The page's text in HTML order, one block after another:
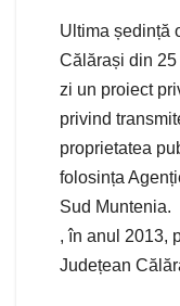
Ultima ședință
Călărași din
zi un proiect
privind
proprietatea
folosința
Sud Muntenia.
, în anul 2013,
Județean